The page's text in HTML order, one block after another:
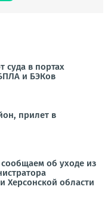
суда в портах
и БЭКов
прилет в
об уходе из
Херсонской области